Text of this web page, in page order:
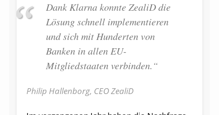
Dank Klarna konnte ZealiD die
Lösung schnell implementieren
und sich mit Hunderten von
Banken in allen EU-
Mitgliedstaaten verbinden.“
Philip Hallenborg, CEO ZealiD